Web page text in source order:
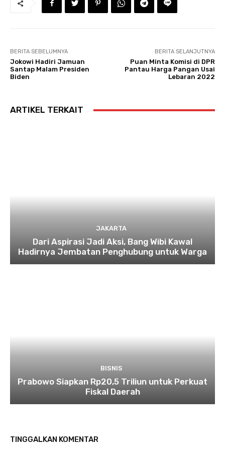
BERITA SEBELUMNYA
Jokowi Hadiri Jamuan
Santap Malam Presiden
Biden
BERITA SELANJUTNYA
Puan Minta Komisi di DPR
Pantau Harga Pangan Usai
Lebaran 2022
ARTIKEL TERKAIT
JAKARTA
Dari Aspirasi Jadi Aksi, Bang Wibi Kawal
Hadirnya Jembatan Penghubung untuk Warga
BISNIS
Prabowo Siapkan Rp20,5 Triliun untuk Perkuat
Fiskal Daerah
TINGGALKAN KOMENTAR